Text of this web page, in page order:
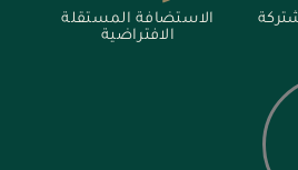
الاستضافة المستقلة
الافتراضية